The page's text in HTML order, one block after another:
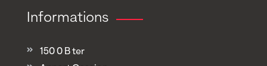
Informations
150 0 B ter